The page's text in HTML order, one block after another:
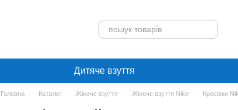
Дитяче взуття
Головна Каталог Жіноче взуття Жіноче взуття Nike Кросівки